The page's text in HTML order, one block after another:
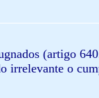
(artigo
irrelevante o